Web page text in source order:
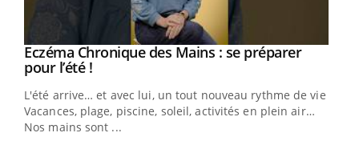
Youtube
Eczéma Chronique des Mains : se préparer
pour l’été !Youtube
L'été arrive… et avec lui, un tout nouveau rythme de vie !
Vacances, plage, piscine, soleil, activités en plein air…
Nos mains sont ...